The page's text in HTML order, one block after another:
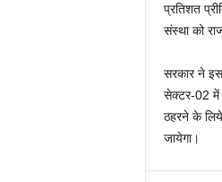
प्रतिशत
संस्था को
सरकार ने
सेक्टर-02 में
ठहरने के लिये
जायेगा।